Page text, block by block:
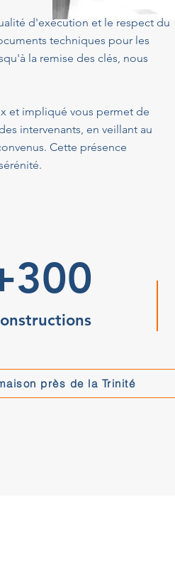
d'exécution et le respect du
techniques pour les
la remise des clés, nous
et impliqué vous permet de
intervenants, en veillant au
Cette présence
près de la Trinité